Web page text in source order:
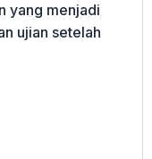
yang menjadi
ujian setelah